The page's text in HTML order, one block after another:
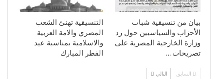
التنسيقية تهنئ الشعب
المصري والامة العربية
والاسلامية بمناسبة عيد
الفطر المبارك
بيان من تنسيقية شباب
الأحزاب والسياسيين حول رد
وزارة الخارجية المصرية على
تصريحات…
السابق التالي